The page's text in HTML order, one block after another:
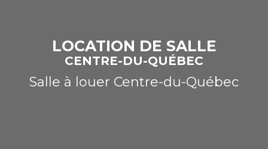
LOCATION DE SALLE
CENTRE-DU-QUÉBEC
Salle à louer Centre-du-Québec